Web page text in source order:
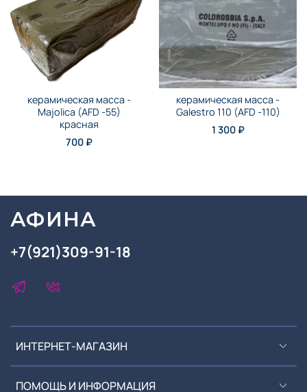
керамическая масса -
Majolica (AFD -55)
красная
700 ₽
керамическая масса -
Galestro 110 (AFD -110)
1 300 ₽
ИНТЕРНЕТ-МАГАЗИН
ПОМОЩЬ И ИНФОРМАЦИЯ
+7(921)309-91-18
АФИНА